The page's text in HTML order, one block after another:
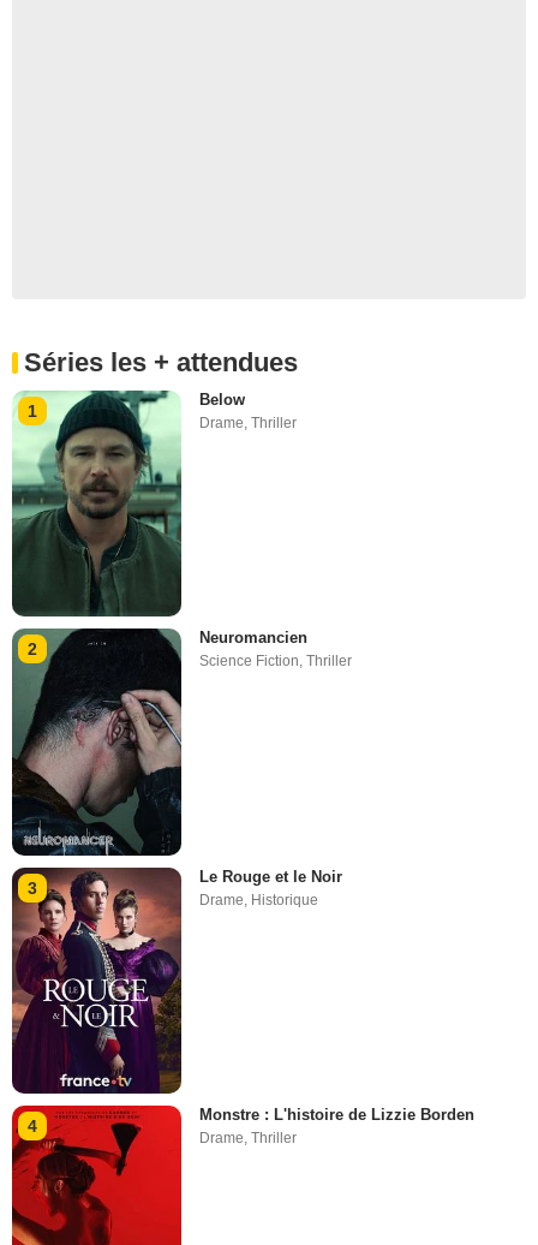
Séries les + attendues
1
Below
Drame,Thriller
2
Neuromancien
Science Fiction,Thriller
3
Le Rouge et le Noir
Drame Historique
4
Monstre : L'histoire de Lizzie Borden
Drame,Thriller